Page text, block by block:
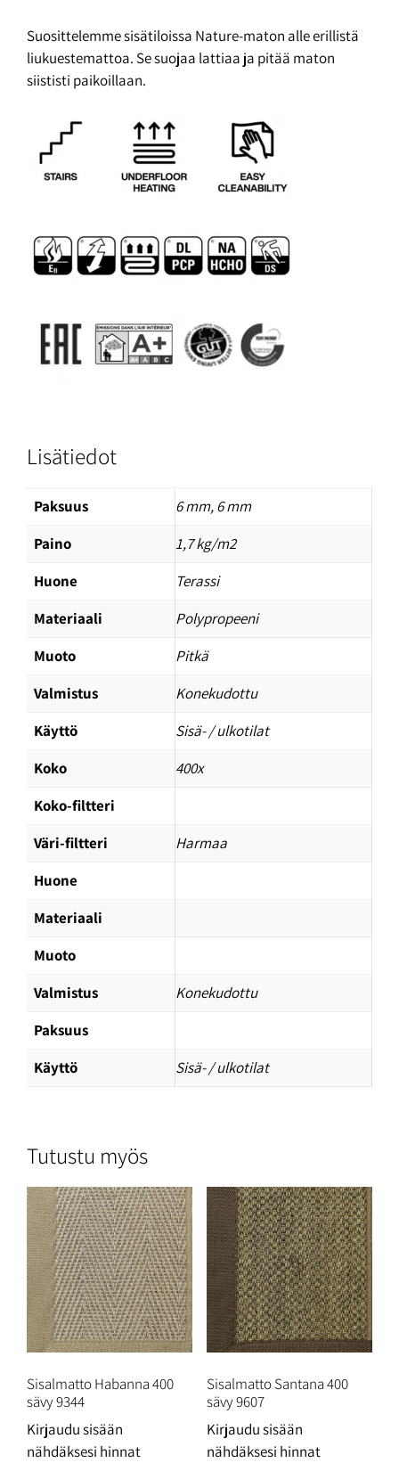
Suosittelemme sisätiloissa Nature-maton alle erillistä
liukuestemattoa. Se suojaa lattiaa ja pitää maton
siististi paikoillaan.
Lisätiedot
Paksuus
6 mm, 6 mm
Paino
1,7 kg/m2
Huone
Terassi
Materiaali
Polypropeeni
Muoto
Pitkä
Valmistus
Konekudottu
Käyttö
Sisä- / ulkotilat
Koko
400x
Koko-filtteri
Väri-filtteri
Harmaa
Huone
Materiaali
Muoto
Valmistus
Konekudottu
Paksuus
Käyttö
Sisä- / ulkotilat
Tutustu myös
Sisalmatto Habanna 400
sävy 9344
Kirjaudu sisään
nähdäksesi hinnat
Sisalmatto Santana 400
sävy 9607
Kirjaudu sisään
nähdäksesi hinnat